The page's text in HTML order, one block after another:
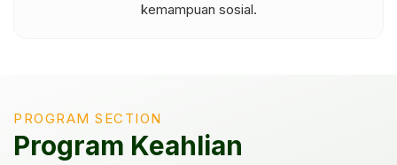
terarah dan profesional.
PROGRAM SECTION
Program Keahlian